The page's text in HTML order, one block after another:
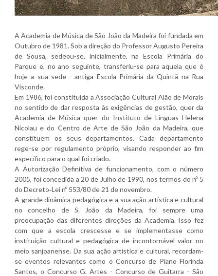
A Academia de Música de São João da Madeira foi fundada em
Outubro de 1981. Sob a direção do Professor Augusto Pereira
de Sousa, sedeou-se, inicialmente, na Escola Primária do
Parque e, no ano seguinte, transferiu-se para aquela que é
hoje a sua sede - antiga Escola Primária da Quintã na Rua
Visconde.
Em 1986, foi constituída a Associação Cultural Alão de Morais
no sentido de dar resposta às exigências de gestão, quer da
Academia de Música quer do Instituto de Línguas Helena
Nicolau e do Centro de Arte de São João da Madeira, que
constituem os seus departamentos. Cada departamento
rege-se por regulamento próprio, visando responder ao fim
específico para o qual foi criado.
A Autorização Definitiva de funcionamento, com o número
2005, foi concedida a 20 de Julho de 1990, nos termos do nº 5
do Decreto‐Lei nº 553/80 de 21 de novembro.
A grande dinâmica pedagógica e a sua ação artística e cultural
no concelho de S. João da Madeira, foi sempre uma
preocupação das diferentes direções da Academia. Isso fez
com que a escola crescesse e se implementasse como
instituição cultural e pedagógica de incontornável valor no
meio sanjoanense. Da sua ação artística e cultural, recordam-
se eventos relevantes como o Concurso de Piano Florinda
Santos, o Concurso G. Artes - Concurso de Guitarra - São